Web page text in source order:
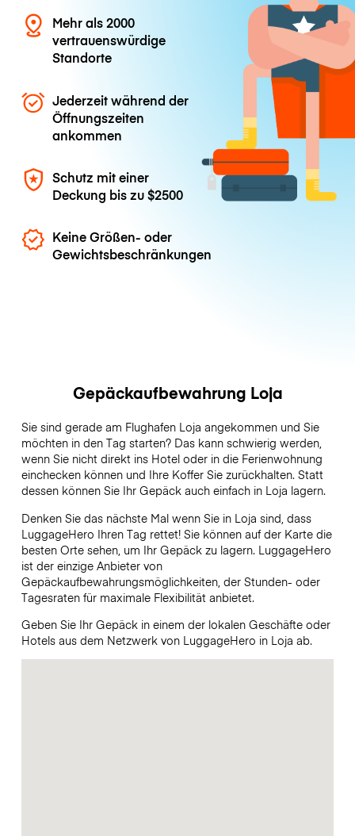
Mehr als 2000
vertrauenswürdige
Standorte
Jederzeit während der
Öffnungszeiten
ankommen
Schutz mit einer
Deckung bis zu$2500
Keine Größen- oder
Gewichtsbeschränkungen
Gepäckaufbewahrung Loja
Sie sind gerade am Flughafen Loja angekommen und Sie
möchten in den Tag starten? Das kann schwierig werden,
wenn Sie nicht direkt ins Hotel oder in die Ferienwohnung
einchecken können und Ihre Koffer Sie zurückhalten. Statt
dessen können Sie Ihr Gepäck auch einfach in Loja lagern.
Denken Sie das nächste Mal wenn Sie in Loja sind, dass
LuggageHero Ihren Tag rettet! Sie können auf der Karte die
besten Orte sehen, um Ihr Gepäck zu lagern. LuggageHero
ist der einzige Anbieter von
Gepäckaufbewahrungsmöglichkeiten, der Stunden- oder
Tagesraten für maximale Flexibilität anbietet.
Geben Sie Ihr Gepäck in einem der lokalen Geschäfte oder
Hotels aus dem Netzwerk von LuggageHero in Loja ab.